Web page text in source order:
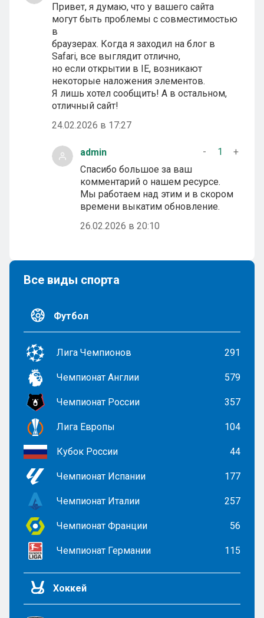
Привет, я думаю, что у вашего сайта
могут быть проблемы с совместимостью
в
браузерах. Когда я заходил на блог в
Safari, все выглядит отлично,
но если открытии в IE, возникают
некоторые наложения элементов.
Я лишь хотел сообщить! А в остальном,
отличный сайт!
24.02.2026 в 17:27
admin - 1
+
Спасибо большое за ваш
комментарий о нашем ресурсе.
Мы работаем над этим и в скором
времени выкатим обновление.
26.02.2026 в 20:10
Все виды спорта
Футбол
Лига Чемпионов 291
Чемпионат Англии 579
Чемпионат России 357
Лига Европы 104
Кубок России 44
Чемпионат Испании 177
Чемпионат Италии 257
Чемпионат Франции 56
Чемпионат Германии 115
Хоккей